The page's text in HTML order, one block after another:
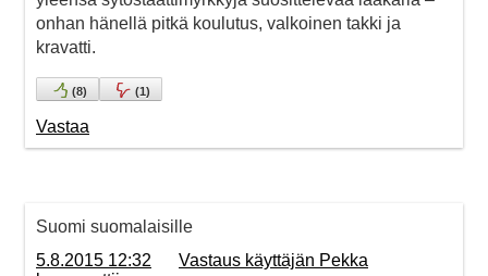
onhan hänellä pitkä koulutus, valkoinen takki ja
kravatti.
(8) (1)
Vastaa
Suomi suomalaisille
5.8.2015 12:32
Vastaus käyttäjän Pekka